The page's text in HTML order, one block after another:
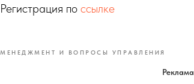
Регистрация по ссылке
МЕНЕДЖМЕНТ И ВОПРОСЫ УПРАВЛЕНИЯ
Реклама